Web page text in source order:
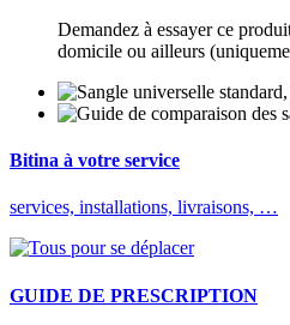
Demandez à essayer ce
domicile ou ailleurs
Bitina à votre service
services, installations, livraisons, …
GUIDE DE PRESCRIPTION